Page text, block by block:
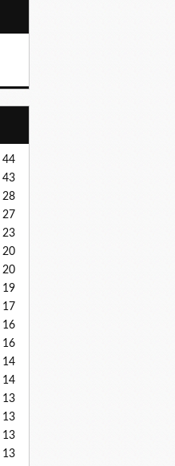
44
43
28
27
23
20
20
19
17
16
16
14
14
13
13
13
13